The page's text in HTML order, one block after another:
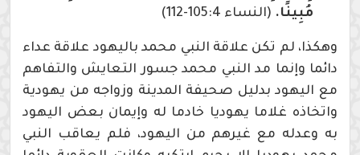
مُبِينًا. (النساء 105:4-112)
وهكذا، لم تكن علاقة النبي محمد باليهود علاقة عداء
دائما وإنما مد النبي محمد جسور التعايش والتفاهم
مع اليهود بدليل صحيفة المدينة وزواجه من يهودية
واتخاذه غلاما يهوديا خادما له وإيمان بعض اليهود
به وعدله مع غيرهم من اليهود، فلم يعاقب النبي